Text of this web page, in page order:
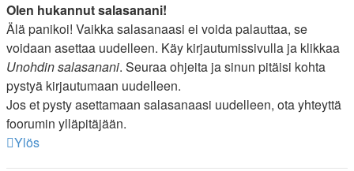
Olen hukannut salasanani!
Älä panikoi! Vaikka salasanaasi ei voida palauttaa, se
voidaan asettaa uudelleen. Käy kirjautumissivulla ja klikkaa
Unohdin salasanani. Seuraa ohjeita ja sinun pitäisi kohta
pystyä kirjautumaan uudelleen.
Jos et pysty asettamaan salasanaasi uudelleen, ota yhteyttä
foorumin ylläpitäjään.
Ylös